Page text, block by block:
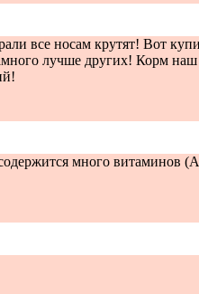
все носам крутят! Вот
лучше других! Корм
много витаминов